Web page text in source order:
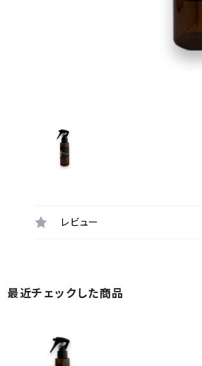
レビュー
最近チェックした商品